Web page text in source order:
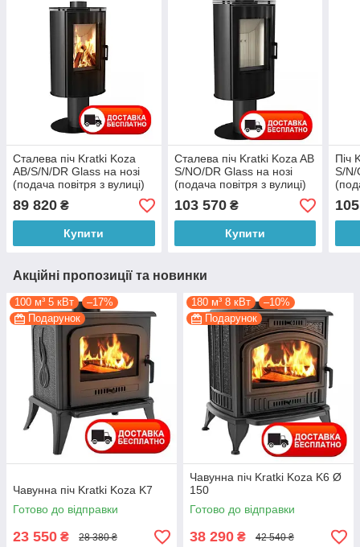
Сталева піч Kratki Koza
AB/S/N/DR Glass на нозі
(подача повітря з вулиці)
89 820 ₴
Купити
Сталева піч Kratki Koza AB
S/NO/DR Glass на нозі
(подача повітря з вулиці)
обертова + декор на склі
103 570₴
Купити
Піч
S/N/
Акційні пропозиції та новинки
100 м³ 5 кВт
–17%
Подарунок
Чавунна піч Kratki Koza K7
Готово до відправки
23 550 ₴ 28 380 ₴
180 м³ 8 кВт
–10%
Подарунок
Чавунна піч Kratki Koza K6 Ø
150
Готово до відправки
38 290 ₴ 42 540 ₴